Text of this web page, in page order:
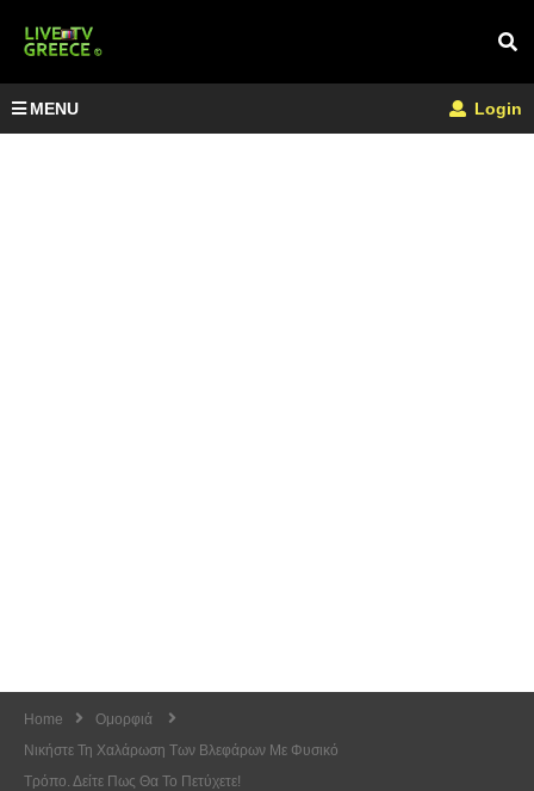
MENU Login
Home
Ομορφιά
Νικήστε Τη Χαλάρωση Των Βλεφάρων Με Φυσικό
Τρόπο. Δείτε Πως Θα Το Πετύχετε!